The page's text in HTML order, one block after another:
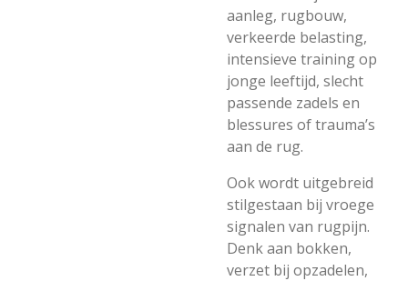
aanleg, rugbouw,
verkeerde belasting,
intensieve training op
jonge leeftijd, slecht
passende zadels en
blessures of trauma’s
aan de rug.
Ook wordt uitgebreid
stilgestaan bij vroege
signalen van rugpijn.
Denk aan bokken,
verzet bij opzadelen,